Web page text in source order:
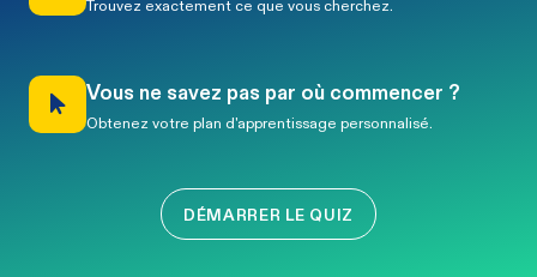
Vous ne savez pas par où commencer ?
Obtenez votre plan d'apprentissage personnalisé.
DÉMARRER LE QUIZ